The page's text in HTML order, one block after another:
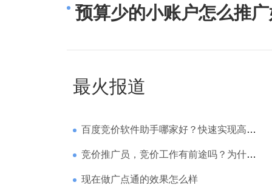
预算少的小账户怎么推
最火报道
百度竞价软件助手哪家好？快速实现高回报哪家强？
竞价推广员，竞价工作有前途吗？为什么待遇那么高
现在做广点通的效果怎么样